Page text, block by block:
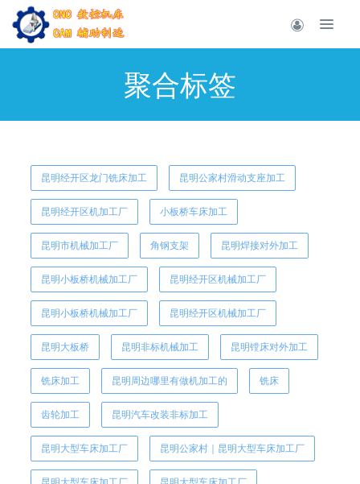
聚合标签
昆明经开区龙门铣床加工 昆明公家村滑动支座加工
昆明经开区机加工厂 小板桥车床加工
昆明市机械加工厂 角钢支架 昆明焊接对外加工
昆明小板桥机械加工厂 昆明经开区机械加工厂
昆明小板桥机械加工厂 昆明经开区机械加工厂
昆明大板桥 昆明非标机械加工 昆明镗床对外加工
铣床加工 昆明周边哪里有做机加工的 铣床
齿轮加工 昆明汽车改装非标加工
昆明大型车床加工厂 昆明公家村｜昆明大型车床加工厂